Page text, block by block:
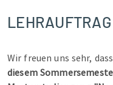
Wir freuen uns sehr,
diesem